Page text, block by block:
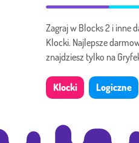
Zagraj w Blocks 2 i inne
Klocki. Najlepsze
znajdziesz tylko na
Klocki Logiczne